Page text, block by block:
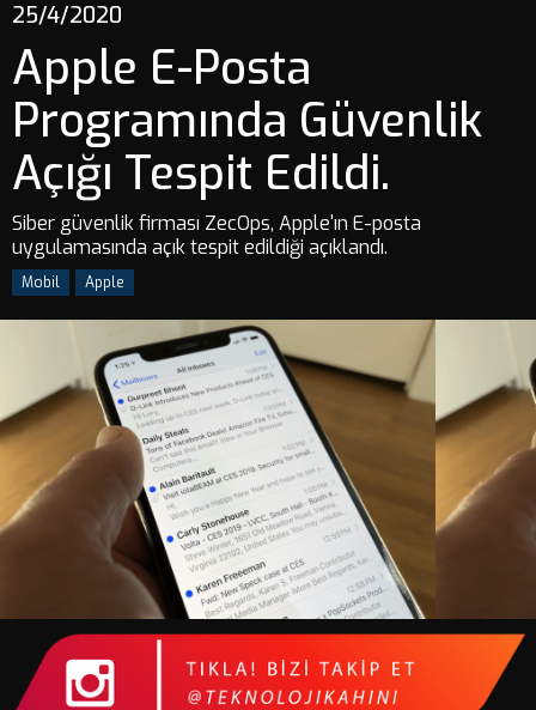
25/4/2020
Apple E-Posta
Programında Güvenlik
Açığı Tespit Edildi.
Siber güvenlik firması ZecOps, Apple'ın E-posta
uygulamasında açık tespit edildiği açıklandı.
Mobil Apple